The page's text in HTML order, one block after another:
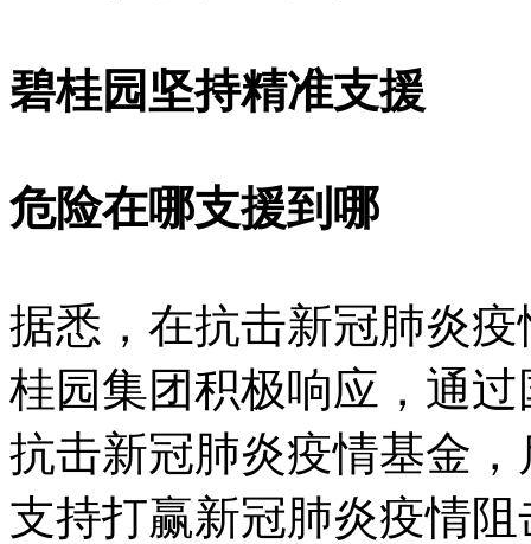
碧桂园坚持精准支援
危险在哪支援到哪
据悉，在抗击新冠肺炎
桂园集团积极响应，通
抗击新冠肺炎疫情基金
支持打赢新冠肺炎疫情